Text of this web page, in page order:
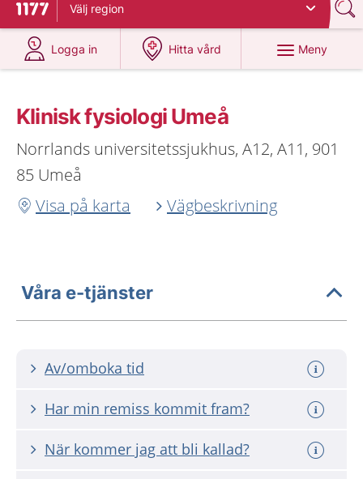
Till startsidan för 1177
Välj region
Logga in
på 1177.se
Hitta vård
på 1177.se
Meny
Klinisk fysiologi Umeå
Norrlands universitetssjukhus, A12, A11, 901
85 Umeå
Visa på karta
Vägbeskrivning
Våra e-tjänster
Av/omboka tid
Har min remiss kommit fram?
När kommer jag att bli kallad?